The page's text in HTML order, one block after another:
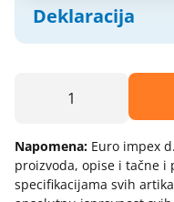
osigurači
kablovi i gajtani
kablovi i podsklopovi
(žice) - licnasti
(žice) - pun
silikonski -
Deklaracija
Led trafo
Naziv i vrsta robe:
Uvoznik:
Napomena: Euro impex
proizvoda, opise i tačne
specifikacijama svih